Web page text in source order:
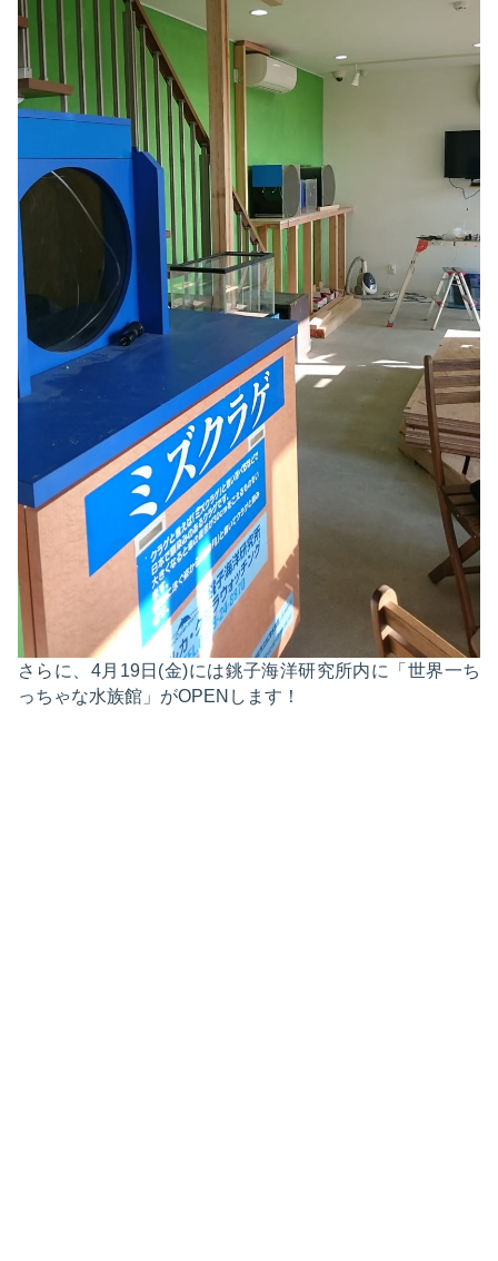
さらに、4月19日(金)には銚子海洋研究所内に「世界一ち
っちゃな水族館」がOPENします！